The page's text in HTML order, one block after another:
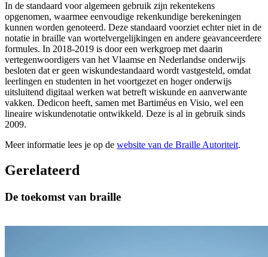
In de standaard voor algemeen gebruik zijn rekentekens
opgenomen, waarmee eenvoudige rekenkundige berekeningen
kunnen worden genoteerd. Deze standaard voorziet echter niet in de
notatie in braille van wortelvergelijkingen en andere geavanceerdere
formules. In 2018-2019 is door een werkgroep met daarin
vertegenwoordigers van het Vlaamse en Nederlandse onderwijs
besloten dat er geen wiskundestandaard wordt vastgesteld, omdat
leerlingen en studenten in het voortgezet en hoger onderwijs
uitsluitend digitaal werken wat betreft wiskunde en aanverwante
vakken. Dedicon heeft, samen met Bartiméus en Visio, wel een
lineaire wiskundenotatie ontwikkeld. Deze is al in gebruik sinds
2009.
Meer informatie lees je op de website van de Braille Autoriteit.
Gerelateerd
De toekomst van braille